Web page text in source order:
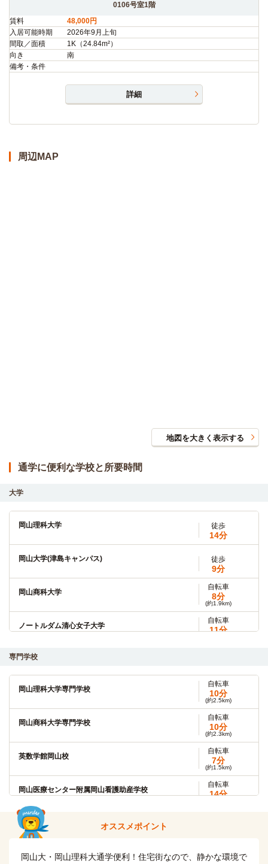
0106号室1階
賃料
48,000円
入居可能時期
2026年9月上旬
間取／面積
1K（24.84m²）
向き
南
備考・条件
詳細
周辺MAP
地図を大きく表示する
通学に便利な学校と所要時間
大学
岡山理科大学 徒歩
14分
岡山大学(津島キャンパス) 徒歩
9分
岡山商科大学
自転車
8分
(約1.9km)
ノートルダム清心女子大学
自転車
11分
岡山大学(大学院（津島キャンパス）)
岡山理科大学(大学院)
自転車
8分
(約1.3km)
岡山商科大学(大学院)
自転車
8分
(約1.5km)
岡山大学(大学院（鹿田キャンパス）) 原付
12分
岡山大学(鹿田キャンパス) 原付
専門学校
岡山理科大学専門学校
自転車
10分
(約2.5km)
岡山商科大学専門学校
自転車
10分
(約2.3km)
英数学館岡山校
自転車
7分
(約1.5km)
岡山医療センター附属岡山看護助産学校
自転車
14分
明誠学院高等学校 オススメポイント
岡山大・岡山理科大通学便利！住宅街なので、静かな環境で